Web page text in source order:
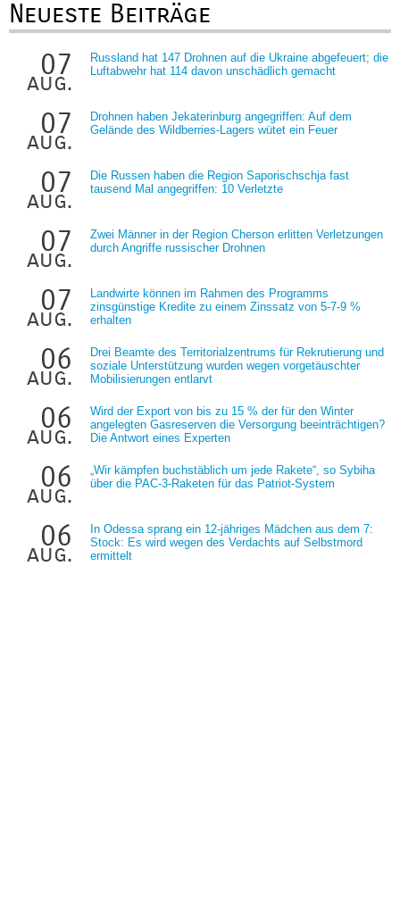
Neueste Beiträge
07
aug.
Russland hat 147 Drohnen auf die Ukraine abgefeuert; die
Luftabwehr hat 114 davon unschädlich gemacht
07
aug.
Drohnen haben Jekaterinburg angegriffen: Auf dem
Gelände des Wildberries-Lagers wütet ein Feuer
07
aug.
Die Russen haben die Region Saporischschja fast
tausend Mal angegriffen: 10 Verletzte
07
aug.
Zwei Männer in der Region Cherson erlitten Verletzungen
durch Angriffe russischer Drohnen
07
aug.
Landwirte können im Rahmen des Programms
zinsgünstige Kredite zu einem Zinssatz von 5-7-9 %
erhalten
06
aug.
Drei Beamte des Territorialzentrums für Rekrutierung und
soziale Unterstützung wurden wegen vorgetäuschter
Mobilisierungen entlarvt
06
aug.
Wird der Export von bis zu 15 % der für den Winter
angelegten Gasreserven die Versorgung beeinträchtigen?
Die Antwort eines Experten
06
aug.
„Wir kämpfen buchstäblich um jede Rakete“, so Sybiha
über die PAC-3-Raketen für das Patriot-System
06
aug.
In Odessa sprang ein 12-jähriges Mädchen aus dem 7:
Stock: Es wird wegen des Verdachts auf Selbstmord
ermittelt